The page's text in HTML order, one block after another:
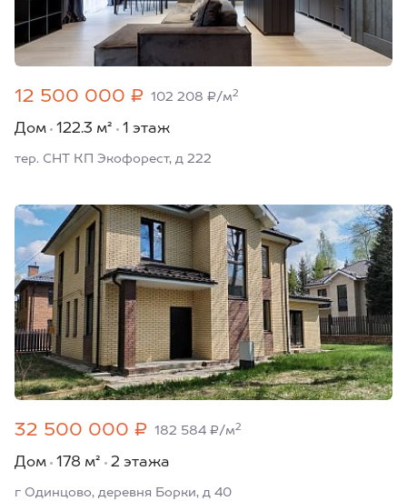
12 500 000 ₽ 102 208 ₽/м 2
Дом 122.3 м² 1 этаж
тер. СНТ КП Экофорест, д 222
32 500 000 ₽ 182 584 ₽/м 2
Дом 178 м² 2 этажа
г Одинцово, деревня Борки, д 40